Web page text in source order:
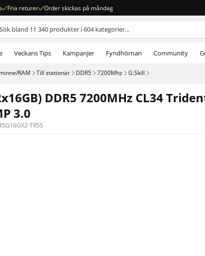
Fria returer Order skickas på måndag
Veckans Tips Kampanjer Fyndhörnan Community
RAM Till stationär DDR5 7200Mhz G.Skill
DDR5 7200MHz CL34
3.0
TR5S